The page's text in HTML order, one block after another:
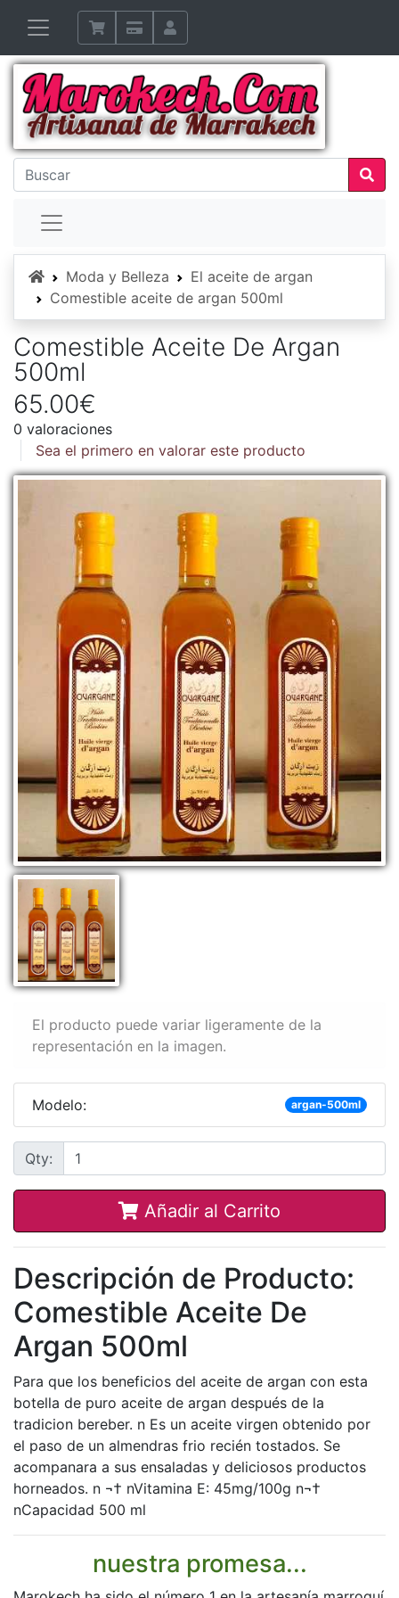
InicioModa y Belleza
El aceite de argan
Comestible aceite de argan 500ml
Comestible Aceite De Argan
500ml
65.00€
0 valoraciones
Sea el primero en valorar este producto
El producto puede variar ligeramente de la
representación en la imagen.
Modelo: argan-500ml
Qty:
Añadir al Carrito
Descripción de Producto:
Comestible Aceite De
Argan 500ml
Para que los beneficios del aceite de argan con esta
botella de puro aceite de argan después de la
tradicion bereber. n Es un aceite virgen obtenido por
el paso de un almendras frio recién tostados. Se
acompanara a sus ensaladas y deliciosos productos
horneados. n ¬† nVitamina E: 45mg/100g n¬†
nCapacidad 500 ml
nuestra promesa...